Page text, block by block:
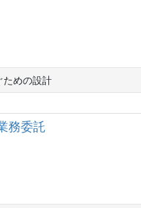
ための設計
務委託